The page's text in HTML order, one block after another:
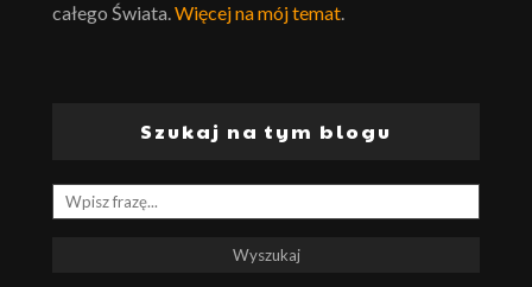
całego Świata.Więcej na mój temat.
Szukaj na tym blogu